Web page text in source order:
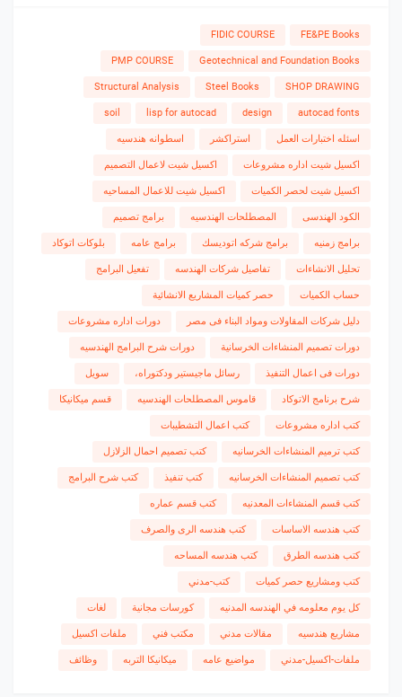
FE&PE Books
FIDIC COURSE
Geotechnical and Foundation Books
PMP COURSE
SHOP DRAWING
Steel Books
Structural Analysis
autocad fonts
design
lisp for autocad
soil
اسئله اختبارات العمل استراكشر اسطوانه هندسيه
اكسيل شيت اداره مشروعات اكسيل شيت لاعمال التصميم
اكسيل شيت لحصر الكميات اكسيل شيت للاعمال المساحيه
الكود الهندسى المصطلحات الهندسيه برامج تصميم
برامج زمنيه برامج شركه اتوديسك برامج عامه بلوكات اتوكاد
تحليل الانشاءات تفاصيل شركات الهندسه تفعيل البرامج
حساب الكميات حصر كميات المشاريع الانشائية
دليل شركات المقاولات ومواد البناء فى مصر دورات اداره مشروعات
دورات تصميم المنشاءات الخرسانية دورات شرح البرامج الهندسيه
دورات فى اعمال التنفيذ رسائل ماجيستير ودكتوراه، سويل
شرح برنامج الاتوكاد قاموس المصطلحات الهندسيه قسم ميكانيكا
كتب اداره مشروعات كتب اعمال التشطيبات
كتب ترميم المنشاءات الخرسانيه كتب تصميم احمال الزلازل
كتب تصميم المنشاءات الخرسانيه كتب تنفيذ كتب شرح البرامج
كتب قسم المنشاءات المعدنيه كتب قسم عماره
كتب هندسه الاساسات كتب هندسه الرى والصرف
كتب هندسه الطرق كتب هندسه المساحه
كتب ومشاريع حصر كميات كتب-مدني
كل يوم معلومه في الهندسه المدنيه كورسات مجانية لغات
مشاريع هندسيه مقالات مدني مكتب فني ملفات اكسيل
ملفات-اكسيل-مدني مواضيع عامه ميكانيكا التربه وظائف